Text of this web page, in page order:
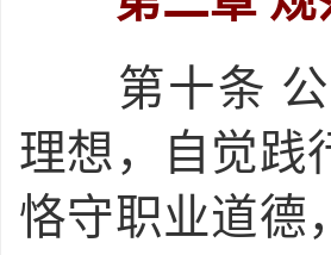
第十条
理想，自觉践
恪守职业道德